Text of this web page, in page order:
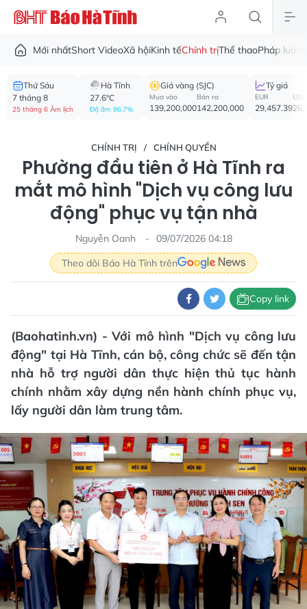
Mới nhấtShort VideoXã hộiKinh tếChính trịThể thaoPháp luật
Thứ Sáu
7 tháng 8
25 tháng 6 Âm lịch
Hà Tĩnh
27.6°C
Độ ẩm 86.7%
Giá vàng (SJC)
Mua vào
139,200,000
Bán ra
142,200,000
Tỷ giá
EUR
29,457.39
USD
CHÍNH TRỊ CHÍNH QUYỀN
Phường đầu tiên ở Hà Tĩnh ra
mắt mô hình "Dịch vụ công lưu
động" phục vụ tận nhà
Nguyễn Oanh
09/07/2026 04:18
Theo dõi Báo Hà Tĩnh trên
Copy link
(Baohatinh.vn) - Với mô hình "Dịch vụ công lưu
động" tại Hà Tĩnh, cán bộ, công chức sẽ đến tận
nhà hỗ trợ người dân thực hiện thủ tục hành
chính nhằm xây dựng nền hành chính phục vụ,
lấy người dân làm trung tâm.